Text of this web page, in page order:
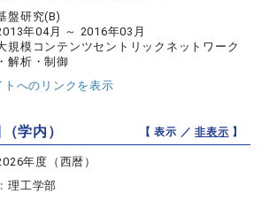
盤研究(B)
年04月 ～ 2016年03月
規模コンテンツセントリックネットワーク
解析・制御
トへのリンクを表示
学内） 【 表示 ／非表示 】
年度（西暦）
理工学部